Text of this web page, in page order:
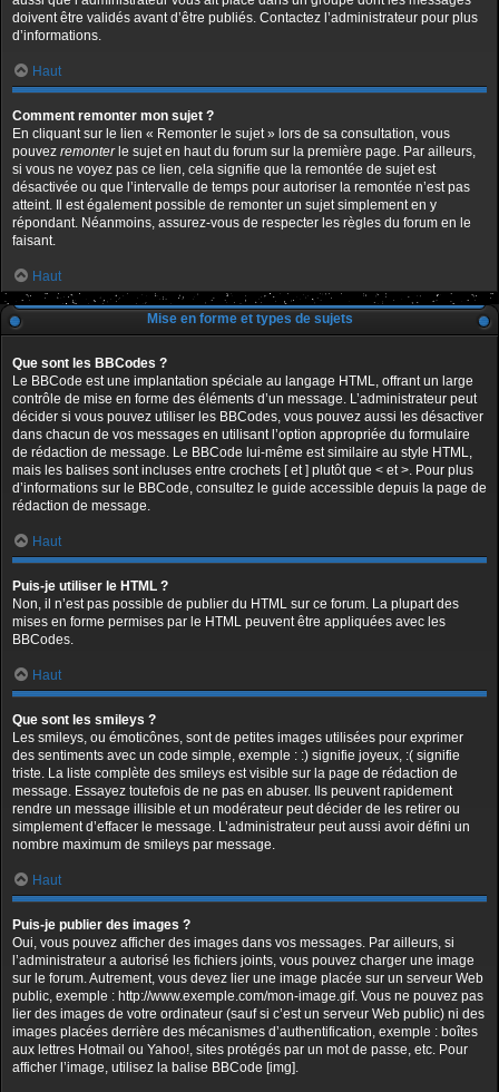
doivent être validés avant d’être publiés. Contactez l’administrateur pour plus
d’informations.
Haut
Comment remonter mon sujet ?
En cliquant sur le lien « Remonter le sujet » lors de sa consultation, vous
pouvez remonterle sujet en haut du forum sur la première page. Par ailleurs,
si vous ne voyez pas ce lien, cela signifie que la remontée de sujet est
désactivée ou que l’intervalle de temps pour autoriser la remontée n’est pas
atteint. Il est également possible de remonter un sujet simplement en y
répondant. Néanmoins, assurez-vous de respecter les règles du forum en le
faisant.
Haut
Mise en forme et types de sujets
Que sont les BBCodes ?
Le BBCode est une implantation spéciale au langage HTML, offrant un large
contrôle de mise en forme des éléments d’un message. L’administrateur peut
décider si vous pouvez utiliser les BBCodes, vous pouvez aussi les désactiver
dans chacun de vos messages en utilisant l’option appropriée du formulaire
de rédaction de message. Le BBCode lui-même est similaire au style HTML,
mais les balises sont incluses entre crochets [ et ] plutôt que < et >. Pour plus
d’informations sur le BBCode, consultez le guide accessible depuis la page de
rédaction de message.
Haut
Puis-je utiliser le HTML ?
Non, il n’est pas possible de publier du HTML sur ce forum. La plupart des
mises en forme permises par le HTML peuvent être appliquées avec les
BBCodes.
Haut
Que sont les smileys ?
Les smileys, ou émoticônes, sont de petites images utilisées pour exprimer
des sentiments avec un code simple, exemple : :) signifie joyeux, :( signifie
triste. La liste complète des smileys est visible sur la page de rédaction de
message. Essayez toutefois de ne pas en abuser. Ils peuvent rapidement
rendre un message illisible et un modérateur peut décider de les retirer ou
simplement d’effacer le message. L’administrateur peut aussi avoir défini un
nombre maximum de smileys par message.
Haut
Puis-je publier des images ?
Oui, vous pouvez afficher des images dans vos messages. Par ailleurs, si
l’administrateur a autorisé les fichiers joints, vous pouvez charger une image
sur le forum. Autrement, vous devez lier une image placée sur un serveur Web
public, exemple : http://www.exemple.com/mon-image.gif. Vous ne pouvez pas
lier des images de votre ordinateur (sauf si c’est un serveur Web public) ni des
images placées derrière des mécanismes d’authentification, exemple : boîtes
aux lettres Hotmail ou Yahoo!, sites protégés par un mot de passe, etc. Pour
afficher l’image, utilisez la balise BBCode [img].